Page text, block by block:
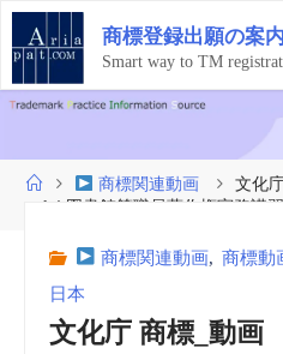
コ
テ
ン
ツ
ス
商標登録出願の案内
Smart way to TM
ホ
ー
商標関連動画
文化
vol.4 図書館等職員著作権実務講習
商標関連動画, 商標動
日本
文化庁 商標_動画